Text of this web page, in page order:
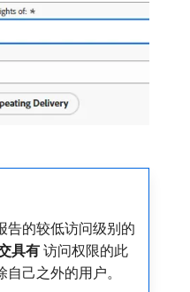
告的较低访问级别的
具有 ​访问权限的此
己之外的用户。